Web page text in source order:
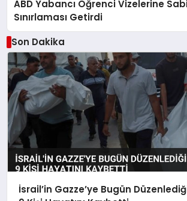
ABD Yabancı Öğrenci Vizelerine
Sınırlaması Getirdi
Son Dakika
İsrail’in Gazze’ye Bugün